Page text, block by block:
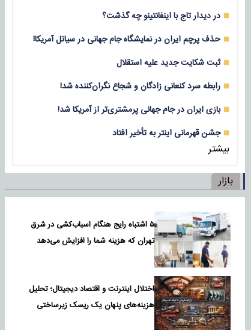
در دیدار تاج با اینفانتینو چه گذشت؟
حذف پرچم ایران در نمایشگاه جام جهانی در سیاتل آمریکا!
ثبت شکایت جدید علیه استقلال
رابطه سرد کنعانی زادگان و شجاع نگران‌کننده شد!
بازی‌ ایران در جام جهانی پرمشتری‌تر از آمریکا شد!
جشن قهرمانی اینتر به تأخیر افتاد
بیشتر
بازار
۵ اشتباه رایج هنگام اسباب‌کشی در شرق
تهران که هزینه شما را افزایش می‌دهد
اختلال اینترنت و اقتصاد دیجیتال؛ تحلیل
هزینه‌های پنهان یک ریسک زیرساختی